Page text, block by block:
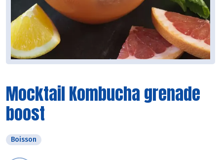
Mocktail Kombucha grenade
boost
Boisson